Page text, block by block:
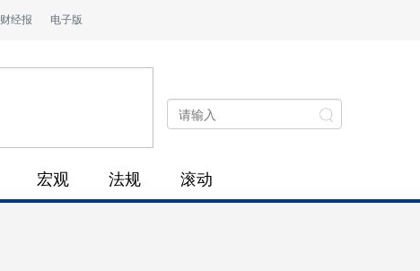
财经报 电子版
宏观 法规 滚动